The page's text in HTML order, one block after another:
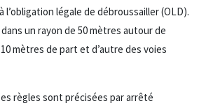
l’obligation légale de débroussailler (OLD).
un rayon de 50 mètres autour de
mètres de part et d’autre des voies
règles sont précisées par arrêté